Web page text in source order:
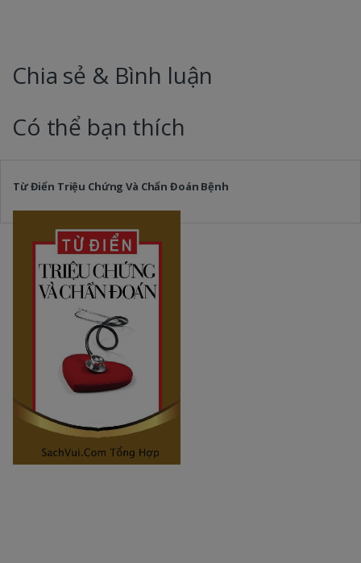
Chia sẻ & Bình luận
Có thể bạn thích
Từ Điển Triệu Chứng Và Chẩn Đoán Bệnh